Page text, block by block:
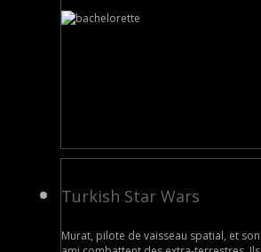
Turkish Star Wars
Murat, pilote de vaisseau spatial, et son